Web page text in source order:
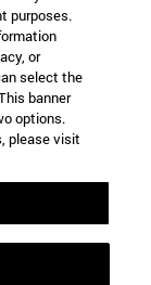
purposes.
or
select the
banner
options.
please visit